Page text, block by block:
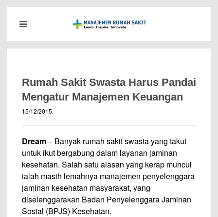
Rumah Sakit Swasta Harus Pandai
Mengatur Manajemen Keuangan
15/12/2015.
Dream– Banyak rumah sakit swasta yang takut
untuk ikut bergabung dalam layanan jaminan
kesehatan. Salah satu alasan yang kerap muncul
ialah masih lemahnya manajemen penyelenggara
jaminan kesehatan masyarakat, yang
diselenggarakan Badan Penyelenggara Jaminan
Sosial (BPJS) Kesehatan.